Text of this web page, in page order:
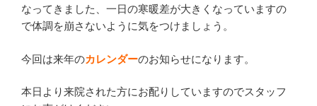
なってきました、一日の寒暖差が大きくなっていますの
で体調を崩さないように気をつけましょう。
今回は来年のカレンダーのお知らせになります。
本日より来院された方にお配りしていますのでスタッフ